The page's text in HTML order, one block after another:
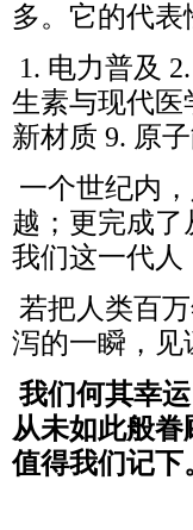
多。它的代
1. 电力普及
生素与现代医
新材质 9. 原
一个世纪内
越；更完成
我们这一代
若把人类百
泻的一瞬，
我们何其幸
从未如此般
值得我们记下